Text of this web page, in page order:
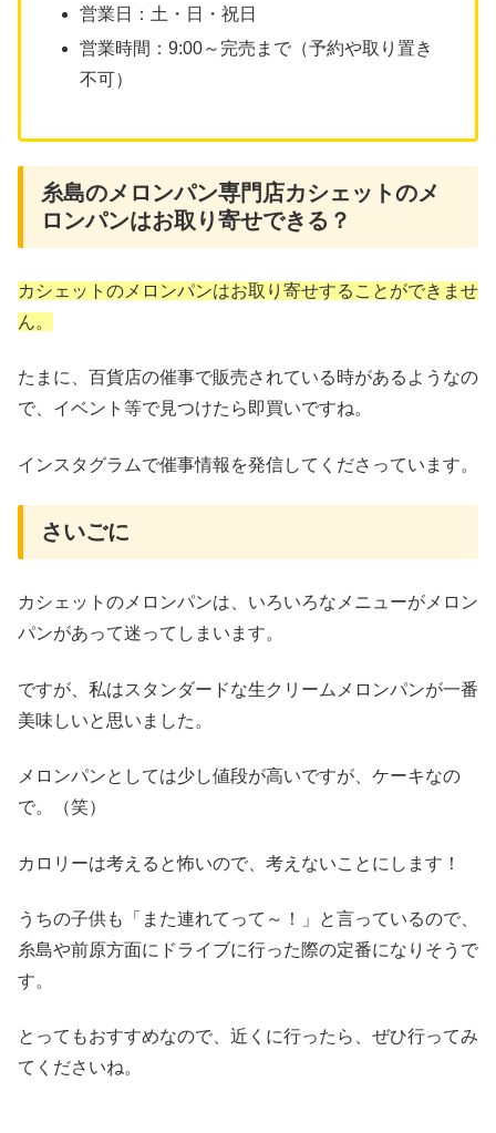
営業日：土・日・祝日
営業時間：9:00～完売まで（予約や取り置き
不可）
糸島のメロンパン専門店カシェットのメ
ロンパンはお取り寄せできる？
カシェットのメロンパンはお取り寄せすることができませ
ん。
たまに、百貨店の催事で販売されている時があるようなの
で、イベント等で見つけたら即買いですね。
インスタグラムで催事情報を発信してくださっています。
さいごに
カシェットのメロンパンは、いろいろなメニューがメロン
パンがあって迷ってしまいます。
ですが、私はスタンダードな生クリームメロンパンが一番
美味しいと思いました。
メロンパンとしては少し値段が高いですが、ケーキなの
で。（笑）
カロリーは考えると怖いので、考えないことにします！
うちの子供も「また連れてって～！」と言っているので、
糸島や前原方面にドライブに行った際の定番になりそうで
す。
とってもおすすめなので、近くに行ったら、ぜひ行ってみ
てくださいね。